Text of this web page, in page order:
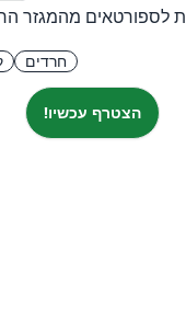
לספורטאים מהמגזר
חרדים
הצטרף עכשיו!